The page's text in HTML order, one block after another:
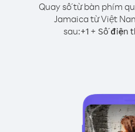
Quay số từ bàn phím
Jamaica từ Việt
sau:+1 + Số điện